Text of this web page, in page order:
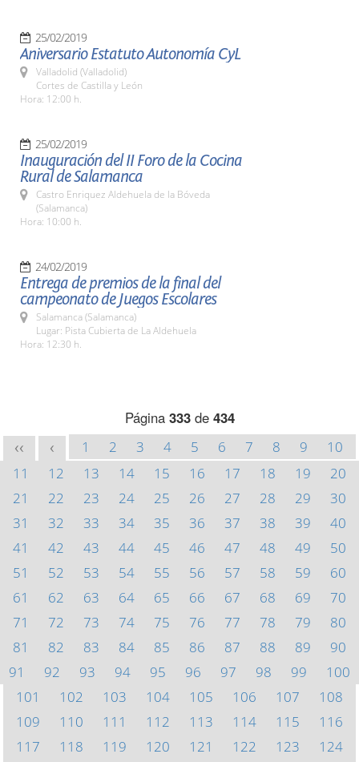
25/02/2019
Aniversario Estatuto Autonomía CyL
Valladolid (Valladolid)
Cortes de Castilla y León
Hora: 12:00 h.
25/02/2019
Inauguración del II Foro de la Cocina
Rural de Salamanca
Castro Enriquez Aldehuela de la Bóveda
(Salamanca)
Hora: 10:00 h.
24/02/2019
Entrega de premios de la final del
campeonato de Juegos Escolares
Salamanca (Salamanca)
Lugar: Pista Cubierta de La Aldehuela
Hora: 12:30 h.
Página 333de 434
<< < 1 2 3 4 5 6 7 8 9
10
11
12 13 14 15 16 17 18 19
20
21
22 23 24 25 26 27 28 29
30
31
32 33 34 35 36 37 38 39
40
41
42 43 44 45 46 47 48 49
50
51
52 53 54 55 56 57 58 59
60
61
62 63 64 65 66 67 68 69
70
71
72 73 74 75 76 77 78 79
80
81
82 83 84 85 86 87 88 89
90
91
92 93 94 95 96 97 98 99
100
101
102 103 104 105 106 107
108
109
110 111 112 113 114 115
116
117
118 119 120 121 122 123
124